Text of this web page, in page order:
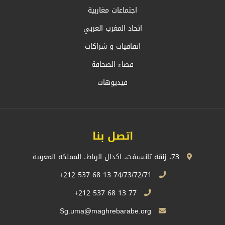
اجتماعات مغاربية
اتحاد المغرب العربي
اتفاقيات و شراكات
فضاء الصحافة
فيديوهات
اتصل بنا
77 13 68 537 212+